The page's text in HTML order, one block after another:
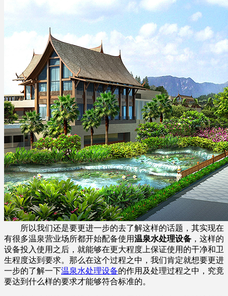
所以我们还是要更进一步的去了解这样的话题，其实现在
有很多温泉营业场所都开始配备使用温泉水处理设备 ，这样的
设备投入使用之后，就能够在更大程度上保证使用的干净和卫
生程度达到要求。那么在这个过程之中，我们肯定就想要更进
一步的了解一下温泉水处理设备的作用及处理过程之中，究竟
要达到什么样的要求才能够符合标准的。